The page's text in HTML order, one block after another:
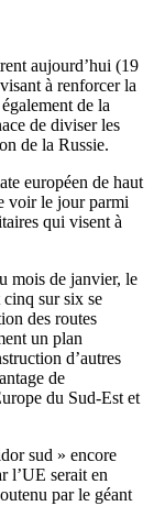
aujourd’hui (19
à renforcer la
de la
de diviser les
de la Russie.
européen de haut
voir le jour parmi
qui visent à
mois de janvier, le
sur six se
des routes
un plan
d’autres
de
du Sud-Est et
sud » encore
l’UE serait en
par le géant